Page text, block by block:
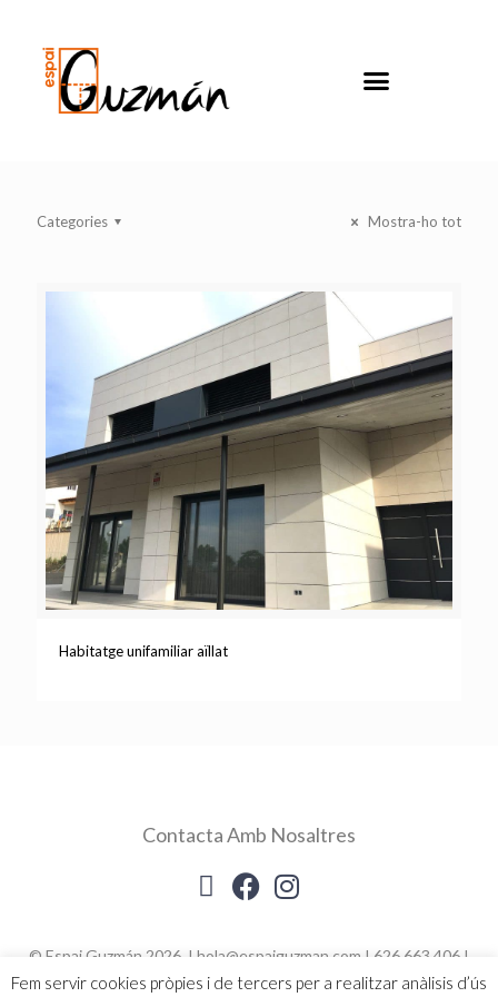
Categories Mostra-ho tot
Habitatge unifamiliar aïllat
Contacta Amb Nosaltres
© Espai Guzmán 2026 I hola@espaiguzman.com I 626.663.406 I
Política de Cookies I Avís legal i política de privacitat
Fem servir cookies pròpies i de tercers per a realitzar anàlisis d’ús